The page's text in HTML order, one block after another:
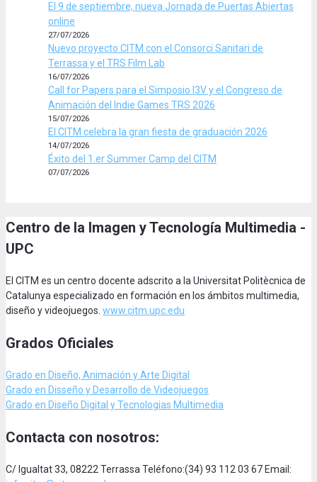
El 9 de septiembre, nueva Jornada de Puertas Abiertas
online
27/07/2026
Nuevo proyecto CITM con el Consorci Sanitari de
Terrassa y el TRS Film Lab
16/07/2026
Call for Papers para el Simposio I3V y el Congreso de
Animación del Indie Games TRS 2026
15/07/2026
El CITM celebra la gran fiesta de graduación 2026
14/07/2026
Éxito del 1.er Summer Camp del CITM
07/07/2026
Centro de la Imagen y Tecnología Multimedia -
UPC
El CITM es un centro docente adscrito a la Universitat Politècnica de
Catalunya especializado en formación en los ámbitos multimedia,
diseño y videojuegos. www.citm.upc.edu
Grados Oficiales
Grado en Diseño, Animación y Arte Digital
Grado en Disseño y Desarrollo de Videojuegos
Grado en Diseño Digital y Tecnologias Multimedia
Contacta con nosotros:
C/ Igualtat 33, 08222 Terrassa Teléfono:(34) 93 112 03 67 Email: